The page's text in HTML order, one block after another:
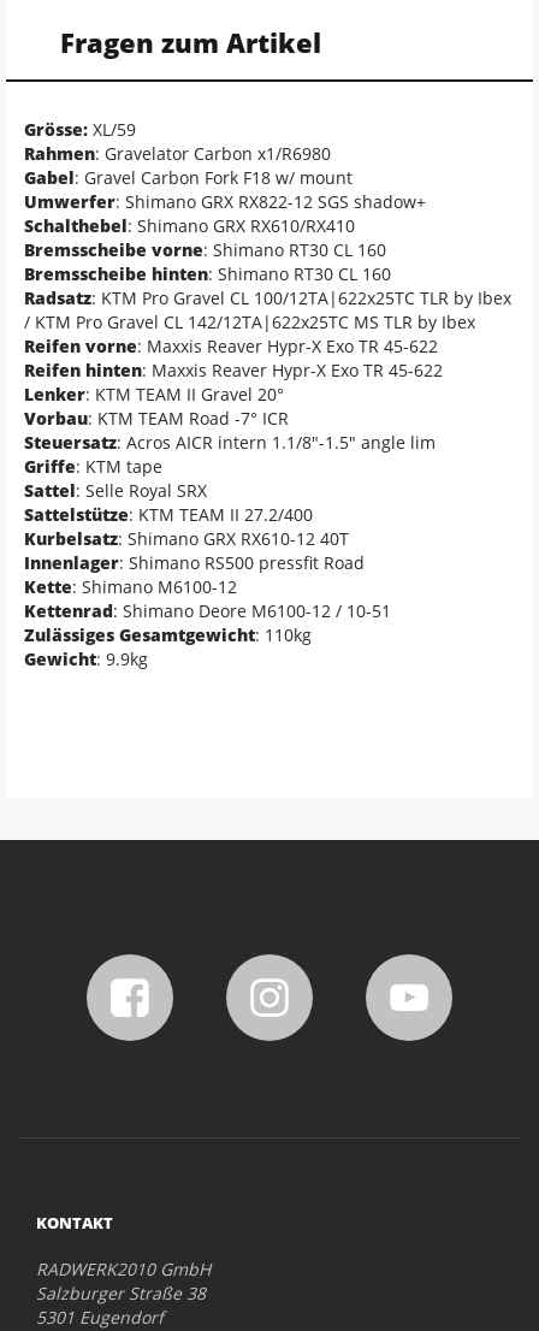
Fragen zum Artikel
Grösse: XL/59
Rahmen: Gravelator Carbon x1/R6980
Gabel: Gravel Carbon Fork F18 w/ mount
Umwerfer: Shimano GRX RX822-12 SGS shadow+
Schalthebel: Shimano GRX RX610/RX410
Bremsscheibe vorne: Shimano RT30 CL 160
Bremsscheibe hinten: Shimano RT30 CL 160
Radsatz: KTM Pro Gravel CL 100/12TA|622x25TC TLR by Ibex
/ KTM Pro Gravel CL 142/12TA|622x25TC MS TLR by Ibex
Reifen vorne: Maxxis Reaver Hypr-X Exo TR 45-622
Reifen hinten: Maxxis Reaver Hypr-X Exo TR 45-622
Lenker: KTM TEAM II Gravel 20°
Vorbau: KTM TEAM Road -7° ICR
Steuersatz: Acros AICR intern 1.1/8"-1.5" angle lim
Griffe: KTM tape
Sattel: Selle Royal SRX
Sattelstütze: KTM TEAM II 27.2/400
Kurbelsatz: Shimano GRX RX610-12 40T
Innenlager: Shimano RS500 pressfit Road
Kette: Shimano M6100-12
Kettenrad: Shimano Deore M6100-12 / 10-51
Zulässiges Gesamtgewicht: 110kg
Gewicht: 9.9kg
KONTAKT
RADWERK2010 GmbH
Salzburger Straße 38
5301 Eugendorf